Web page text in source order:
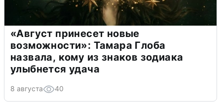
«Август принесет новые
возможности»: Тамара Глоба
назвала, кому из знаков зодиака
улыбнется удача
8 августа 40